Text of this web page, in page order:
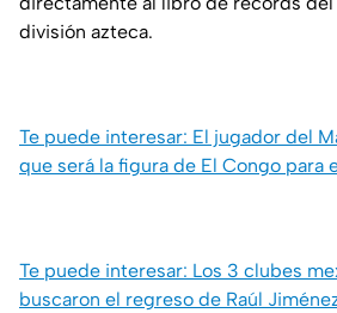
división azteca.
Te puede interesar: El jugador del
que será la figura de El Congo para
Te puede interesar: Los 3 clubes
buscaron el regreso de Raúl